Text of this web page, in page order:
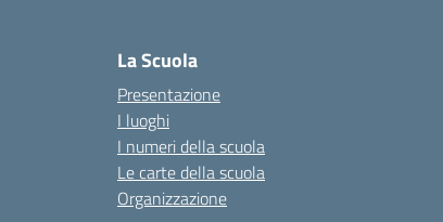
La Scuola
Presentazione
I luoghi
I numeri della scuola
Le carte della scuola
Organizzazione